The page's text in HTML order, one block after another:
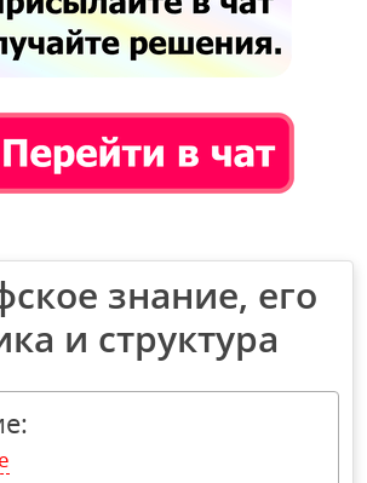
знание, его
и структура